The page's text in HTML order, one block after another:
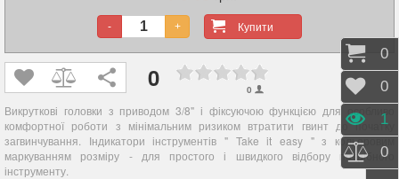
Купити
- +
0 0
Викруткові головки з приводом 3/8" і фіксуючою функцією для особливо
комфортної роботи з мінімальним ризиком втратити гвинт до початку
загвинчування. Індикатори інструментів " Take it easy " з кольоровим
маркуванням розміру - для простого і швидкого відбору потрібного
інструменту.
0
0
1
0